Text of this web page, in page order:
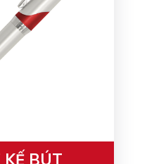
KẾ BÚT